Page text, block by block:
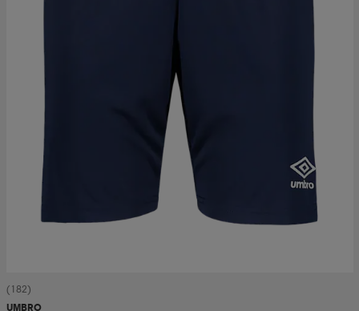
(182)
UMBRO